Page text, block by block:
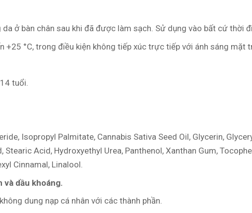
ở bàn chân sau khi đã được làm sạch. Sử dụng vào bất cứ thời
+25 °С, trong điều kiện không tiếp xúc trực tiếp với ánh sáng mặt
tuổi.
Isopropyl Palmitate, Cannabis Sativa Seed Oil, Glycerin,
Stearic Acid, Hydroxyethyl Urea, Panthenol, Xanthan Gum,
Cinnamal, Linalool.
và dầu khoáng.
không dung nạp cá nhân với các thành phần.